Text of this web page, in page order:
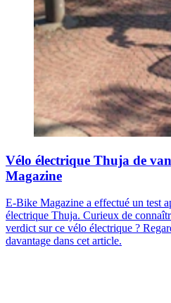
Vélo électrique Thuja de
Magazine
E-Bike Magazine a effectué un test
électrique Thuja. Curieux de
verdict sur ce vélo électrique ?
davantage dans cet article.